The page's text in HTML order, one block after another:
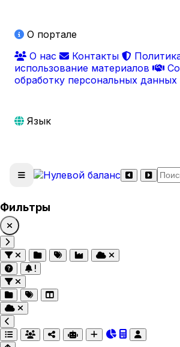
О портале
О нас
Контакты
использование материалов
обработку персональных данных
Язык
Фильтры